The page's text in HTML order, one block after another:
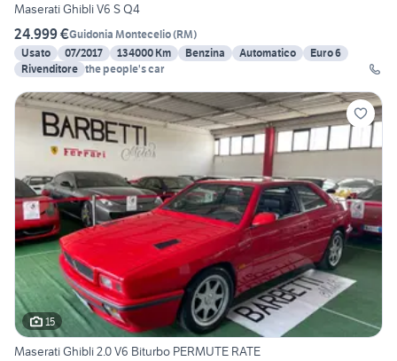
Maserati Ghibli V6 S Q4
24.999 €Guidonia Montecelio(RM)
Usato
07/2017 134000 Km Benzina Automatico
Euro 6
Rivenditore the people's car
15
Maserati Ghibli 2.0 V6 Biturbo PERMUTE RATE